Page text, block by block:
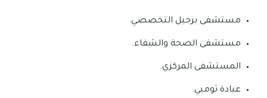
مستشفى برجيل التخصصي.
مستشفى الصحة والشفاء.
المستشفى المركزي.
عيادة ثومبي.